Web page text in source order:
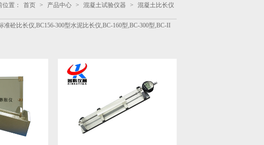
位置： 首页 > 产品中心 > 混凝土试验仪器 > 混凝土比长仪
砼比长仪,BC156-300型水泥比长仪,BC-160型,BC-300型,BC-II